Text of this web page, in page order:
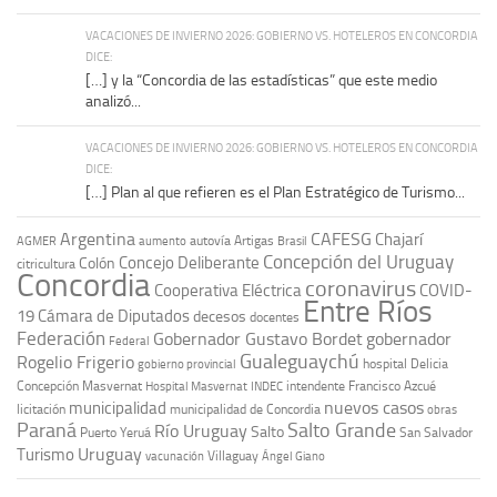
VACACIONES DE INVIERNO 2026: GOBIERNO VS. HOTELEROS EN CONCORDIA
DICE:
[…] y la “Concordia de las estadísticas” que este medio
analizó...
VACACIONES DE INVIERNO 2026: GOBIERNO VS. HOTELEROS EN CONCORDIA
DICE:
[…] Plan al que refieren es el Plan Estratégico de Turismo...
AGMER Argentina aumento autovía Artigas Brasil CAFESG Chajarí
citricultura Colón Concejo Deliberante Concepción del Uruguay
Concordia Cooperativa Eléctrica coronavirus COVID-
19 Cámara de Diputadosdecesos docentes Entre Ríos
Federación Federal Gobernador Gustavo Bordet gobernador
Rogelio Frigerio gobierno provincial Gualeguaychú hospital Delicia
Concepción Masvernat Hospital Masvernat INDEC intendente Francisco Azcué
licitación municipalidad municipalidad de Concordia nuevos casos obras
Paraná Puerto Yeruá Río UruguaySalto Salto Grande San Salvador
Turismo Uruguay vacunación Villaguay Ángel Giano